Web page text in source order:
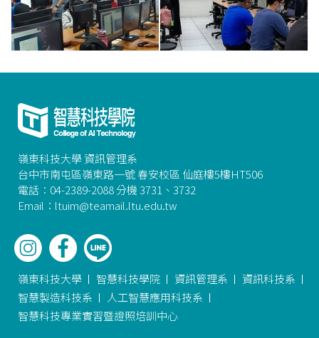
嶺東科技大學 資訊管理系
台中市南屯區嶺東路一號 春安校區 仙庭樓5樓HT506
電話：04-2389-2088 分機 3731、3732
Email：ltuim@teamail.ltu.edu.tw
嶺東科技大學 智慧科技學院 資訊管理系
資訊科技系
智慧製造科技系
人工智慧應用科技系
智慧科技專業實習暨證照培訓中心